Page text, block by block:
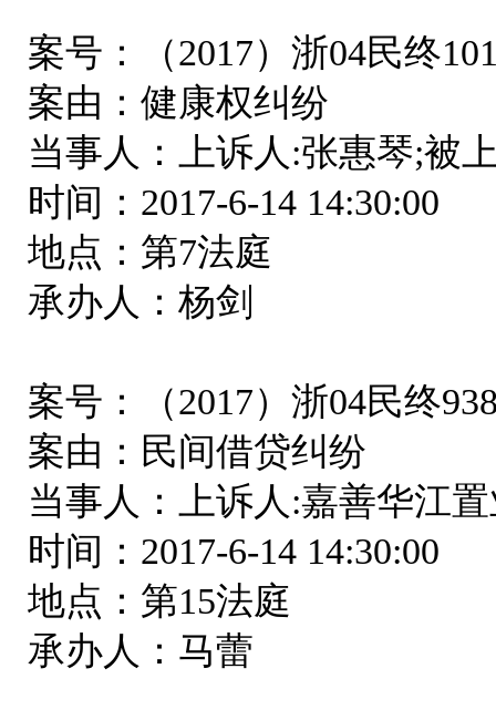
案号：（2017）浙04民终
案由：健康权纠纷
当事人：上诉人:张惠琴;被
时间：2017-6-14 14:30:00
地点：第7法庭
承办人：杨剑
案号：（2017）浙04民终
案由：民间借贷纠纷
当事人：上诉人:嘉善华江
时间：2017-6-14 14:30:00
地点：第15法庭
承办人：马蕾